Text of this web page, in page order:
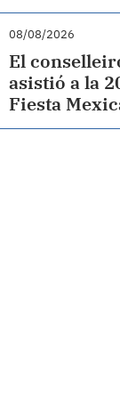
08/08/2026
El
asistió a la
Fiesta